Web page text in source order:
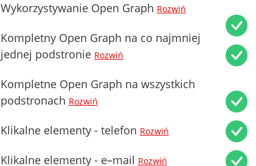
Wykorzystywanie Open Graph Rozwiń
Kompletny Open Graph na co najmniej
jednej podstronie Rozwiń
Kompletne Open Graph na wszystkich
podstronach Rozwiń
Klikalne elementy - telefon Rozwiń
Klikalne elementy - e–mail Rozwiń